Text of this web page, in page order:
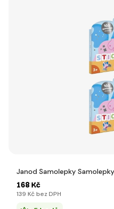
Janod Samolepky
168 Kč
139 Kč bez DPH